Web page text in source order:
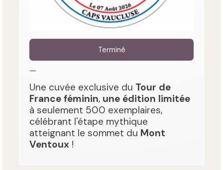
Terminé
—
Une cuvée exclusive du Tour de
France féminin, une édition limitée
à seulement 500 exemplaires,
célébrant l'étape mythique
atteignant le sommet du Mont
Ventoux !